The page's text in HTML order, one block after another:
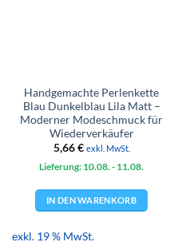
Handgemachte Perlenkette
Blau Dunkelblau Lila Matt –
Moderner Modeschmuck für
Wiederverkäufer
5,66€ exkl. MwSt.
Lieferung: 10.08. - 11.08.
IN DEN WARENKORB
exkl. 19 % MwSt.